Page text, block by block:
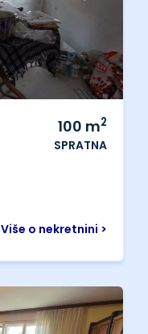
100 m2
SPRATNA
Više o nekretnini >